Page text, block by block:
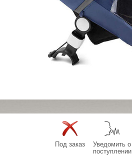
Под заказ
Уведомить о
поступлении